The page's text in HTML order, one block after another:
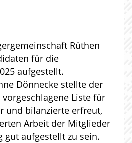
Rüthen
für die
aufgestellt.
Dönnecke stellte der
Liste für
und bilanzierte erfreut,
Arbeit der Mitglieder
gut aufgestellt zu sein.